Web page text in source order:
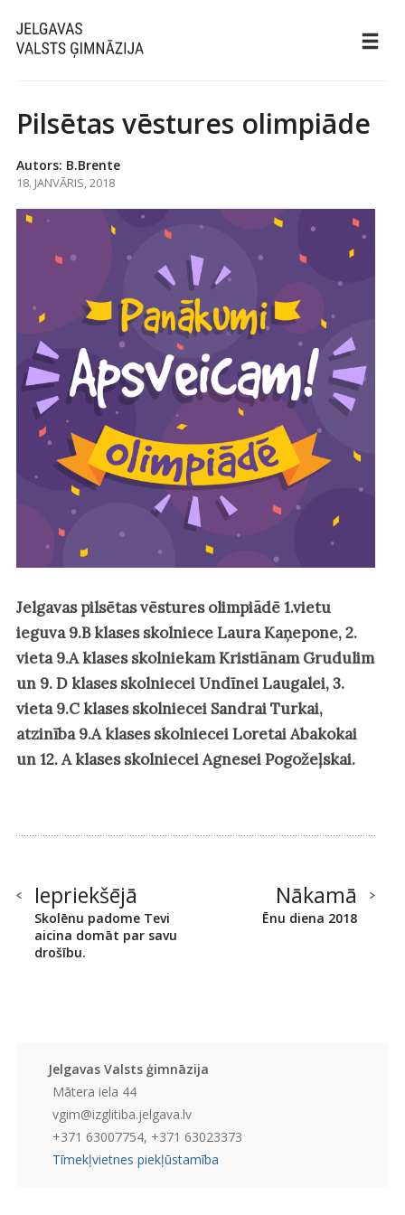
Pilsētas vēstures olimpiāde
Autors: B.Brente
18. JANVĀRIS, 2018
Jelgavas pilsētas vēstures olimpiādē 1.vietu
ieguva 9.B klases skolniece Laura Kaņepone, 2.
vieta 9.A klases skolniekam Kristiānam Grudulim
un 9. D klases skolniecei Undīnei Laugalei, 3.
vieta 9.C klases skolniecei Sandrai Turkai,
atzinība 9.A klases skolniecei Loretai Abakokai
un 12. A klases skolniecei Agnesei Pogožeļskai.
Iepriekšējā
Skolēnu padome Tevi
aicina domāt par savu
drošību.
Nākamā
Ēnu diena 2018
Jelgavas Valsts ģimnāzija
Mātera iela 44
vgim@izglitiba.jelgava.lv
+371 63007754, +371 63023373
Tīmekļvietnes piekļūstamība